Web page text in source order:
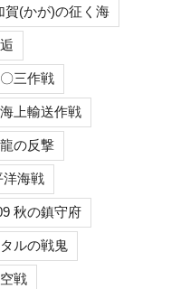
賀(かが)の征く海
三作戦
上輸送作戦
の反撃
洋海戦
秋の鎮守府
ルの戦鬼
戦